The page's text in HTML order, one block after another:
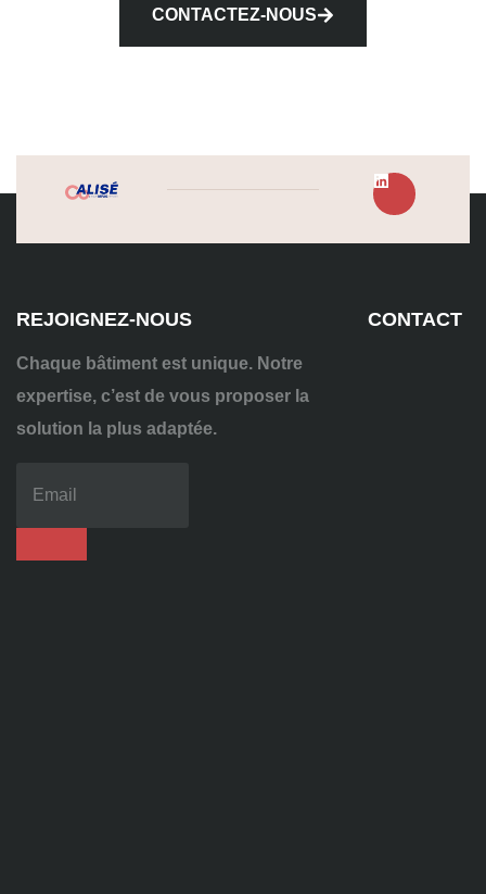
CONTACTEZ-NOUS
REJOIGNEZ-NOUS
Chaque bâtiment est unique. Notre
expertise, c’est de vous proposer la
solution la plus adaptée.
CONTACT